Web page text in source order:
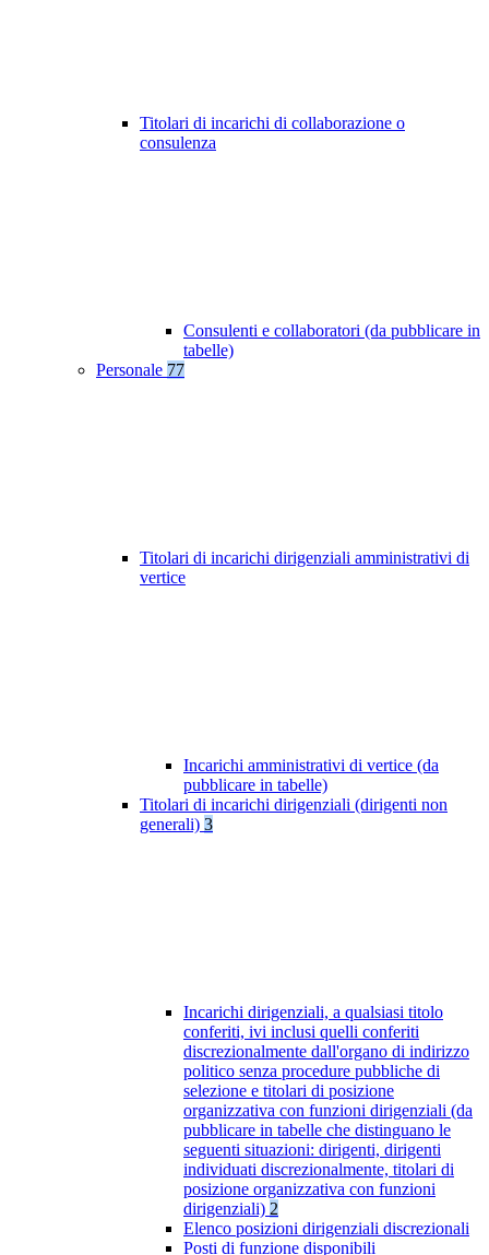
Titolari di incarichi di collaborazione o
consulenza
Consulenti e collaboratori (da pubblicare in
tabelle)
Personale 77
Titolari di incarichi dirigenziali amministrativi di
vertice
Incarichi amministrativi di vertice (da
pubblicare in tabelle)
Titolari di incarichi dirigenziali (dirigenti non
generali) 3
Incarichi dirigenziali, a qualsiasi titolo
conferiti, ivi inclusi quelli conferiti
discrezionalmente dall'organo di indirizzo
politico senza procedure pubbliche di
selezione e titolari di posizione
organizzativa con funzioni dirigenziali (da
pubblicare in tabelle che distinguano le
seguenti situazioni: dirigenti, dirigenti
individuati discrezionalmente, titolari di
posizione organizzativa con funzioni
dirigenziali) 2
Elenco posizioni dirigenziali discrezionali
Posti di funzione disponibili